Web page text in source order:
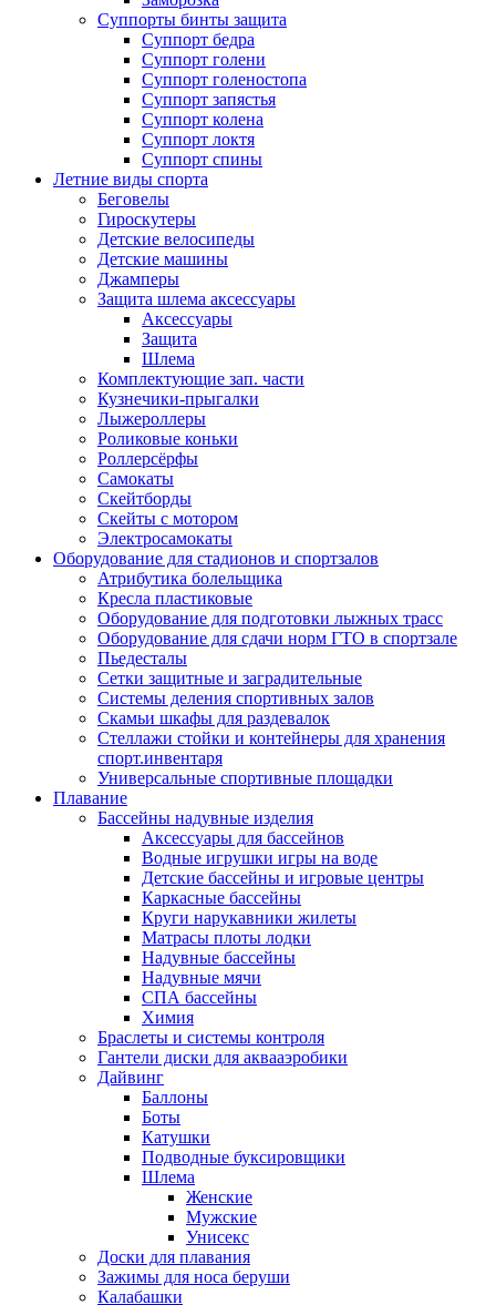
Суппорты бинты защита
Суппорт бедра
Суппорт голени
Суппорт голеностопа
Суппорт запястья
Суппорт колена
Суппорт локтя
Суппорт спины
Летние виды спорта
Беговелы
Гироскутеры
Детские велосипеды
Детские машины
Джамперы
Защита шлема аксессуары
Аксессуары
Защита
Шлема
Комплектующие зап. части
Кузнечики-прыгалки
Лыжероллеры
Роликовые коньки
Роллерсёрфы
Самокаты
Скейтборды
Скейты с мотором
Электросамокаты
Оборудование для стадионов и спортзалов
Атрибутика болельщика
Кресла пластиковые
Оборудование для подготовки лыжных трасс
Оборудование для сдачи норм ГТО в спортзале
Пьедесталы
Сетки защитные и заградительные
Системы деления спортивных залов
Скамьи шкафы для раздевалок
Стеллажи стойки и контейнеры для хранения
спорт.инвентаря
Универсальные спортивные площадки
Плавание
Бассейны надувные изделия
Аксессуары для бассейнов
Водные игрушки игры на воде
Детские бассейны и игровые центры
Каркасные бассейны
Круги нарукавники жилеты
Матрасы плоты лодки
Надувные бассейны
Надувные мячи
СПА бассейны
Химия
Браслеты и системы контроля
Гантели диски для аквааэробики
Дайвинг
Баллоны
Боты
Катушки
Подводные буксировщики
Шлема
Женские
Мужские
Унисекс
Доски для плавания
Зажимы для носа беруши
Калабашки